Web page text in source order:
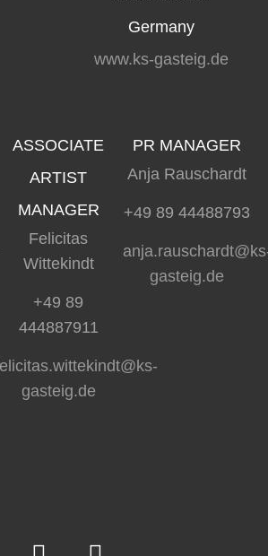
Germany
www.ks-gasteig.de
ASSOCIATE
ARTIST
MANAGER
Felicitas
Wittekindt
+49 89
444887911
gasteig.de
PR MANAGER
Anja Rauschardt
+49 89 44488793
gasteig.de